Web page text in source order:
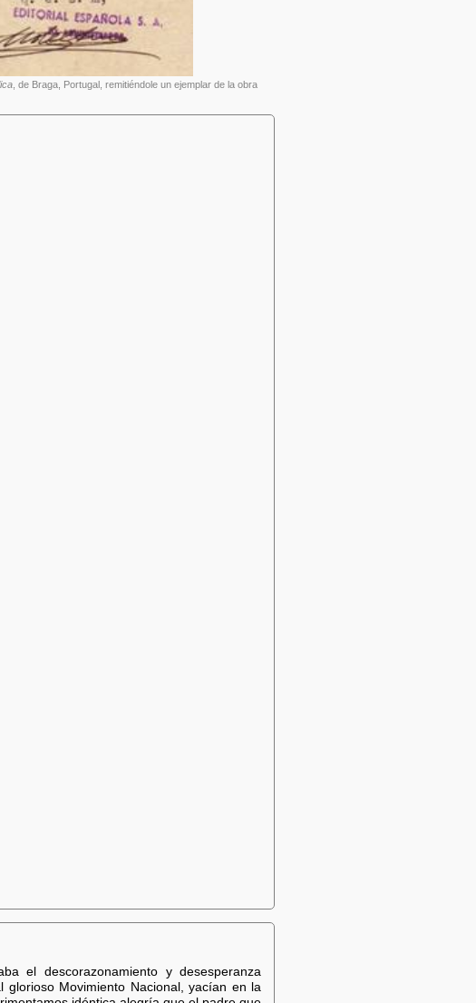
, de Braga, Portugal, remitiéndole un ejemplar de la obra
el descorazonamiento y desesperanza
Movimiento Nacional, yacían en la